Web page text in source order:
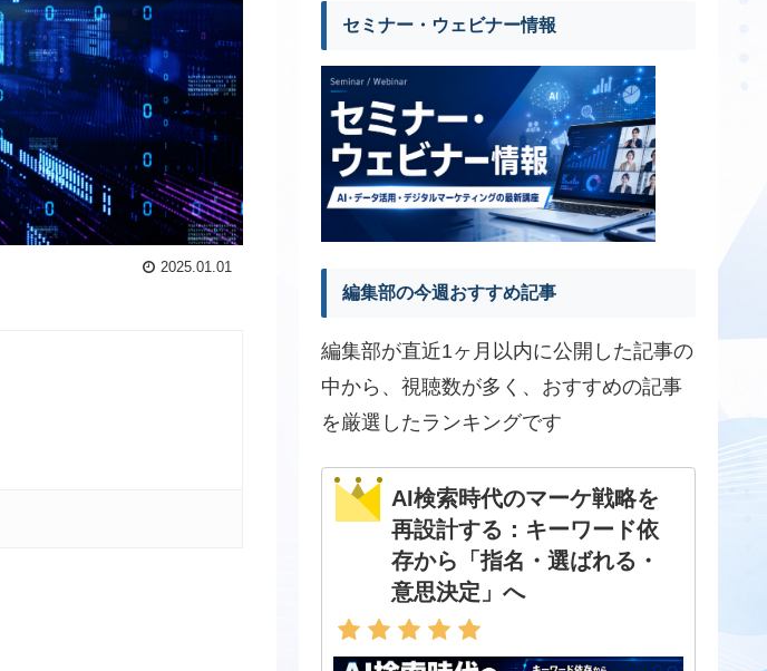
2025.01.01
セミナー・ウェビナー情報
編集部の今週おすすめ記事
編集部が直近1ヶ月以内に公開した記事の
中から、視聴数が多く、おすすめの記事
を厳選したランキングです
AI検索時代のマーケ戦略を
再設計する：キーワード依
存から「指名・選ばれる・
意思決定」へ